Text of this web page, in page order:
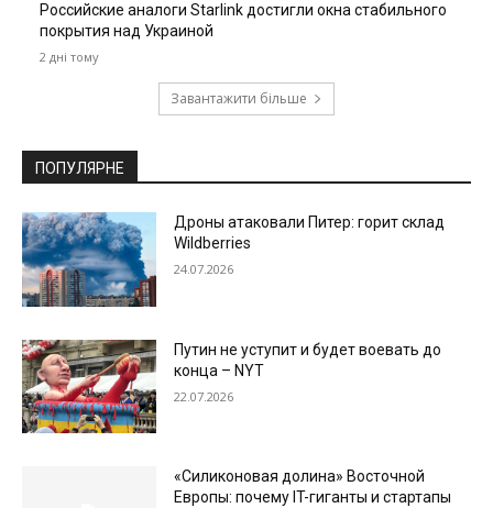
Российские аналоги Starlink достигли окна стабильного
покрытия над Украиной
2 дні тому
Завантажити більше
ПОПУЛЯРНЕ
Дроны атаковали Питер: горит склад
Wildberries
24.07.2026
Путин не уступит и будет воевать до
конца – NYT
22.07.2026
«Силиконовая долина» Восточной
Европы: почему IT-гиганты и стартапы